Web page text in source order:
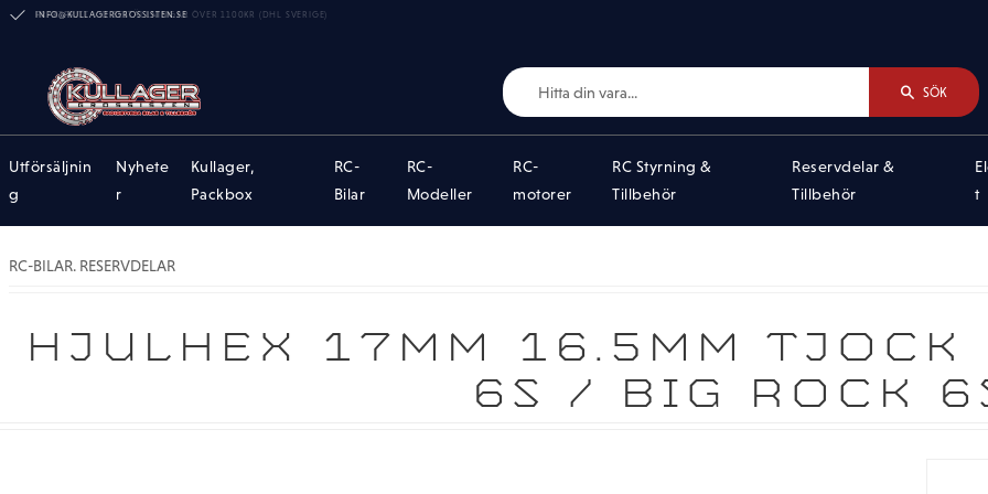
INFO@KULLAGERGROSSISTEN.SE
SÖK
Utförsäljnin
g
Nyhete
r
Kullager,
Packbox
RC-
Bilar
RC-
Modeller
RC-
motorer
RC Styrning &
Tillbehör
Reservdelar &
Tillbehör
t
RC-BILAR. RESERVDELAR
HJULHEX 17MM 16.5MM TJOCK
6S / BIG ROCK